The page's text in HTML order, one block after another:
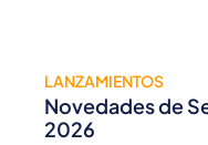
LANZAMIENTOS
Novedades de
2026